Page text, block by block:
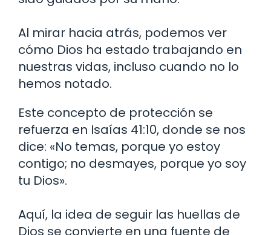
Al mirar hacia atrás, podemos ver
cómo Dios ha estado trabajando en
nuestras vidas, incluso cuando no lo
hemos notado.
Este concepto de protección se
refuerza en Isaías 41:10, donde se nos
dice: «No temas, porque yo estoy
contigo; no desmayes, porque yo soy
tu Dios».
Aquí, la idea de seguir las huellas de
Dios se convierte en una fuente de